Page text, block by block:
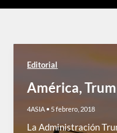
Editorial
América,
4ASIA • 5 febrero, 2018
La Administración